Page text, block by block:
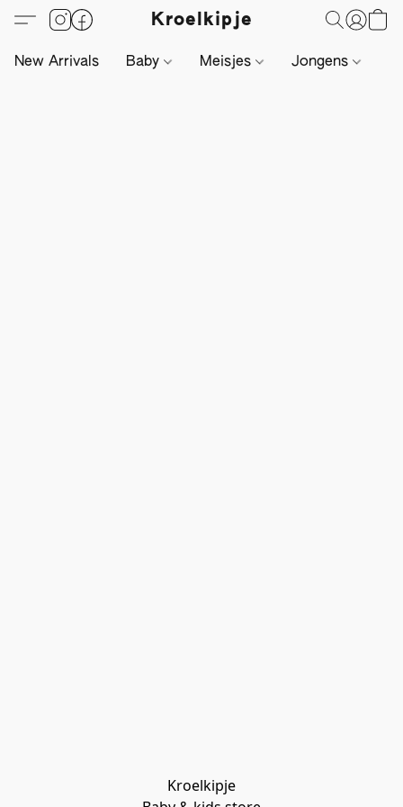
Kroelkipje
New Arrivals Baby Meisjes Jongens
Kroelkipje